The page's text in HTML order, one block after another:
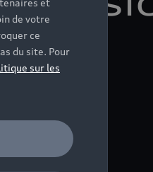
et
de votre
ce
du site. Pour
sur les